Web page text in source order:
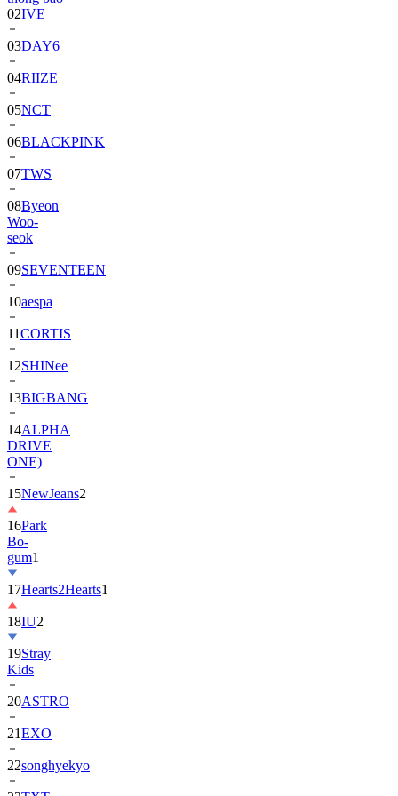
02IVE
03DAY6
04RIIZE
05NCT
06BLACKPINK
07TWS
08Byeon
Woo-
seok
09SEVENTEEN
10aespa
11CORTIS
12SHINee
13BIGBANG
14ALPHA
DRIVE
ONE)
15NewJeans2
16Park
Bo-
gum1
17Hearts2Hearts1
18IU2
19Stray
Kids
20ASTRO
21EXO
22songhyekyo